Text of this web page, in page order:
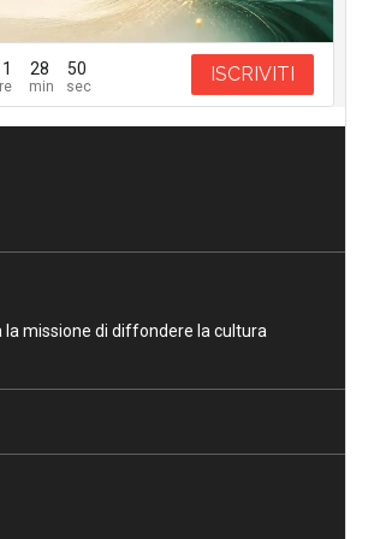
28 49 ISCRIVITI
la missione di diffondere la cultura